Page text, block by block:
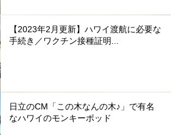
【2023年2月更新】ハワイ渡航に必要な
手続き／ワクチン接種証明...
日立のCM「この木なんの木♪」で有名
なハワイのモンキーポッド